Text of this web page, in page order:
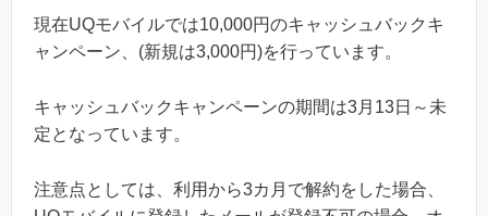
現在UQモバイルでは10,000円のキャッシュバックキ
ャンペーン、(新規は3,000円)を行っています。
キャッシュバックキャンペーンの期間は3月13日～未
定となっています。
注意点としては、利用から3カ月で解約をした場合、